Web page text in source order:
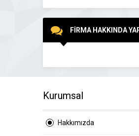
FİRMA HAKKINDA
Kurumsal
Hakkımızda